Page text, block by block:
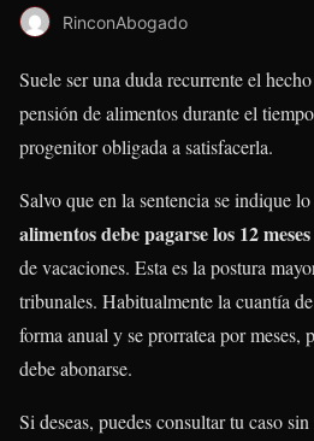
RinconAbogado
Suele ser una duda recurrente el
pensión de alimentos durante el
progenitor obligada a satisfacerla.
Salvo que en la sentencia se indique
alimentos debe pagarse los 12
de vacaciones. Esta es la postura
tribunales. Habitualmente la cuantía
forma anual y se prorratea por meses,
debe abonarse.
Si deseas, puedes consultar tu caso